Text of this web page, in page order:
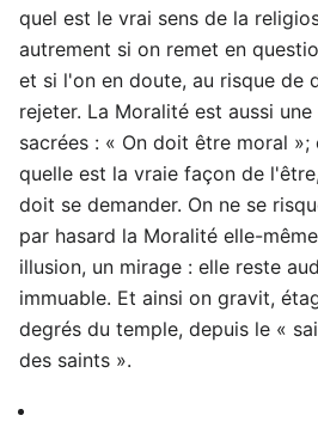
quel est le vrai sens de la
autrement si on remet en
et si l'on en doute, au risque de
rejeter. La Moralité est aussi
sacrées : « On doit être moral
quelle est la vraie façon de
doit se demander. On ne se
par hasard la Moralité elle-
illusion, un mirage : elle reste
immuable. Et ainsi on gravit,
degrés du temple, depuis le «
des saints ».